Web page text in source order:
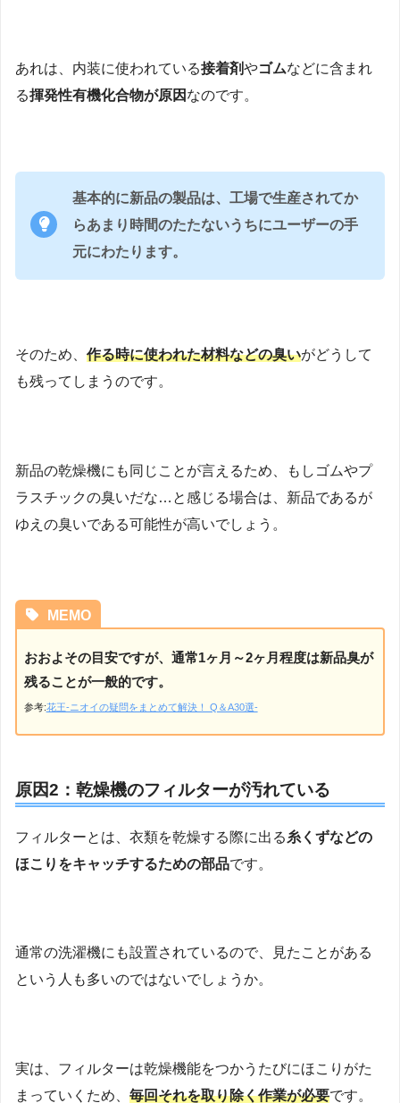
あれは、内装に使われている接着剤やゴムなどに含まれ
る揮発性有機化合物が原因 なのです。
基本的に新品の製品は、工場で生産されてか
らあまり時間のたたないうちにユーザーの手
元にわたります。
そのため、 作る時に使われた材料などの臭いがどうして
も残ってしまうのです。
新品の乾燥機にも同じことが言えるため、もしゴムやプ
ラスチックの臭いだな…と感じる場合は、新品であるが
ゆえの臭いである可能性が高いでしょう。
MEMO
おおよその目安ですが、通常1ヶ月～2ヶ月程度は新品臭が
残ることが一般的です。
参考:花王-ニオイの疑問をまとめて解決！ Q＆A30選-
原因2：乾燥機のフィルターが汚れている
フィルターとは、衣類を乾燥する際に出る 糸くずなどの
ほこりをキャッチするための部品です。
通常の洗濯機にも設置されているので、見たことがある
という人も多いのではないでしょうか。
実は、フィルターは乾燥機能をつかうたびにほこりがた
まっていくため、 毎回それを取り除く作業が必要です。